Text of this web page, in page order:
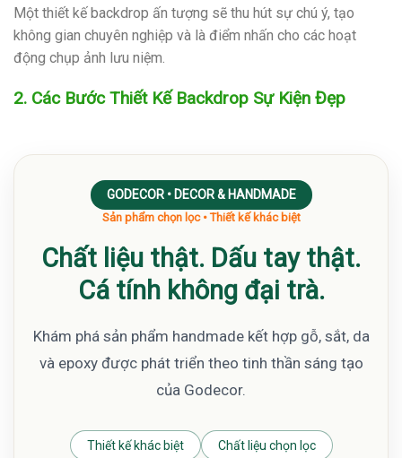
Một thiết kế backdrop ấn tượng sẽ thu hút sự chú ý, tạo
không gian chuyên nghiệp và là điểm nhấn cho các hoạt
động chụp ảnh lưu niệm.
2. Các Bước Thiết Kế Backdrop Sự Kiện Đẹp
GODECOR • DECOR & HANDMADE
Sản phẩm chọn lọc • Thiết kế khác biệt
Chất liệu thật. Dấu tay thật.
Cá tính không đại trà.
Khám phá sản phẩm handmade kết hợp gỗ, sắt, da
và epoxy được phát triển theo tinh thần sáng tạo
của Godecor.
Thiết kế khác biệt Chất liệu chọn lọc